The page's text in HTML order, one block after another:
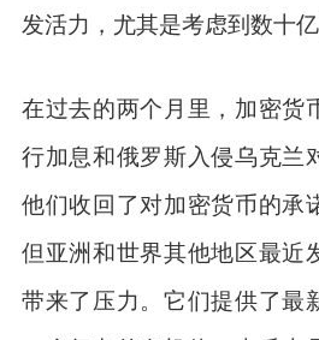
发活力，尤其是考虑到数十
在过去的两个月里，加密货
行加息和俄罗斯入侵乌克兰
他们收回了对加密货币的承
但亚洲和世界其他地区最近
带来了压力。它们提供了最